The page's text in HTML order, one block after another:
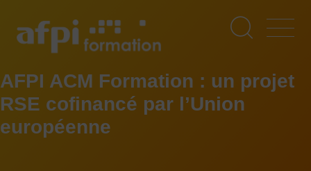
contenu
AFPI ACM Formation : un projet
RSE cofinancé par l’Union
européenne